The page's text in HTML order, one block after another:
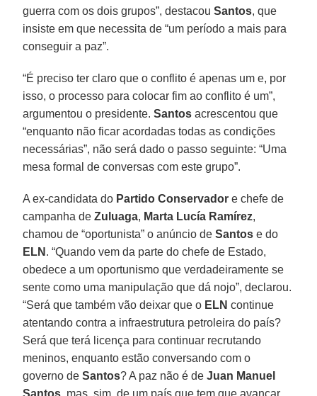
guerra com os dois grupos”, destacouSantos, que
insiste em que necessita de “um período a mais para
conseguir a paz”.
“É preciso ter claro que o conflito é apenas um e, por
isso, o processo para colocar fim ao conflito é um”,
argumentou o presidente.Santos acrescentou que
“enquanto não ficar acordadas todas as condições
necessárias”, não será dado o passo seguinte: “Uma
mesa formal de conversas com este grupo”.
A ex-candidata do Partido Conservador e chefe de
campanha deZuluaga, Marta Lucía Ramírez,
chamou de “oportunista” o anúncio deSantos e do
ELN . “Quando vem da parte do chefe de Estado,
obedece a um oportunismo que verdadeiramente se
sente como uma manipulação que dá nojo”, declarou.
“Será que também vão deixar que o ELN continue
atentando contra a infraestrutura petroleira do país?
Será que terá licença para continuar recrutando
meninos, enquanto estão conversando com o
governo deSantos? A paz não é deJuan Manuel
Santos, mas, sim, de um país que tem que avançar